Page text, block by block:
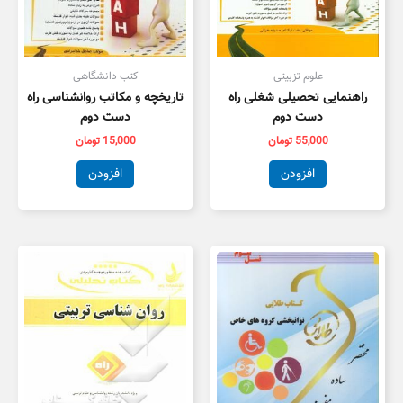
علوم تزبیتی
راهنمایی تحصیلی شغلی راه
دست دوم
55,000 تومان
افزودن
کتب دانشگاهی
تاریخچه و مکاتب روانشناسی راه
دست دوم
15,000 تومان
افزودن